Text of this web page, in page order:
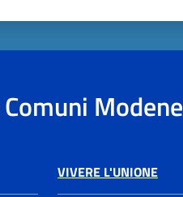
VIVERE L'UNIONE